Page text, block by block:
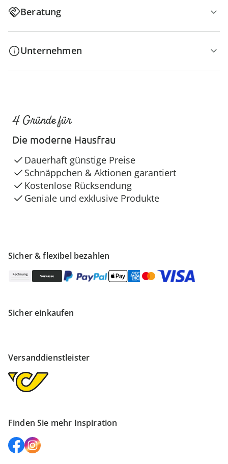
Beratung
Unternehmen
Sicher & flexibel bezahlen
Sicher einkaufen
Versanddienstleister
Finden Sie mehr Inspiration
4 Gründe für
Die moderne Hausfrau
Dauerhaft günstige Preise
Schnäppchen & Aktionen garantiert
Kostenlose Rücksendung
Geniale und exklusive Produkte